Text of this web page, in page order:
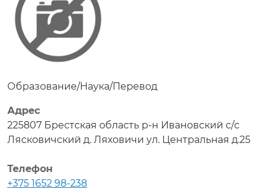
Образование/Наука/Перевод
Адрес
225807 Брестская область р-н Ивановский с/с
Лясковичский д. Ляховичи ул. Центральная д.25
Телефон
+375 1652 98-238